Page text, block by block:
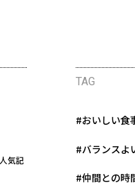
人気記
TAG
#おいしい食
#バランスよ
#仲間との時